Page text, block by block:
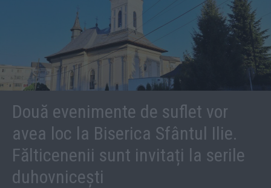
Două evenimente de suflet vor
avea loc la Biserica Sfântul Ilie.
Fălticenenii sunt invitați la serile
duhovnicești